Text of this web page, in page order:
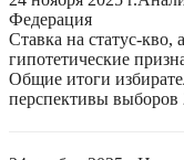
Федерация
Ставка на статус-кво,
гипотетические
Общие итоги
перспективы выборов